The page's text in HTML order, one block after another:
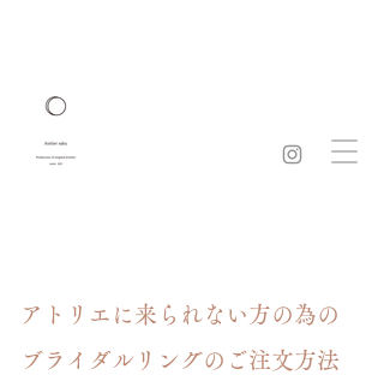
アトリエに来られない方の為の
ブライダルリングのご注文方法